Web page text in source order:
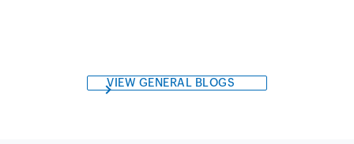
VIEW GENERAL BLOGS